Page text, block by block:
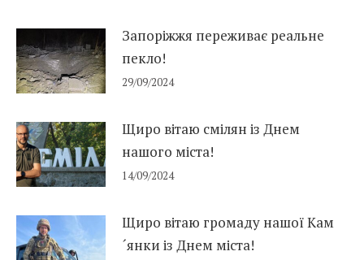
Запоріжжя переживає реальне
пекло!
29/09/2024
Щиро вітаю смілян із Днем
нашого міста!
14/09/2024
Щиро вітаю громаду нашої Кам
´янки із Днем міста!